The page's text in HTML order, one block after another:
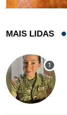
MAIS LIDAS